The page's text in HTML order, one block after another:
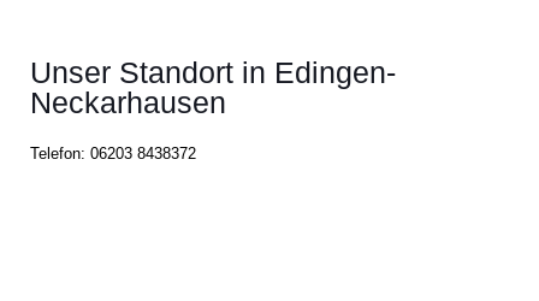
Unser Standort in Edingen-
Neckarhausen
Telefon: 06203 8438372